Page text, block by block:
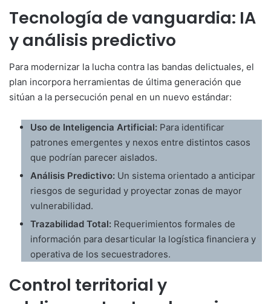
Tecnología de vanguardia: IA
y análisis predictivo
Para modernizar la lucha contra las bandas delictuales, el
plan incorpora herramientas de última generación que
sitúan a la persecución penal en un nuevo estándar:
Uso de Inteligencia Artificial: Para identificar
patrones emergentes y nexos entre distintos casos
que podrían parecer aislados.
Análisis Predictivo: Un sistema orientado a anticipar
riesgos de seguridad y proyectar zonas de mayor
vulnerabilidad.
Trazabilidad Total: Requerimientos formales de
información para desarticular la logística financiera y
operativa de los secuestradores.
Control territorial y